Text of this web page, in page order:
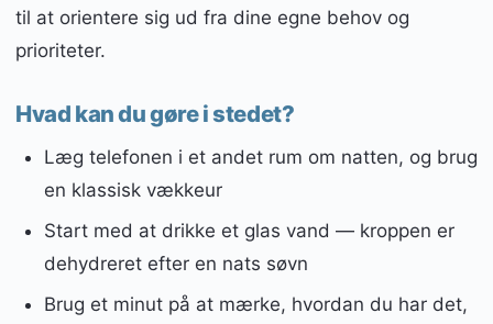
til at orientere sig ud fra dine egne behov og
prioriteter.
Hvad kan du gøre i stedet?
Læg telefonen i et andet rum om natten, og brug
en klassisk vækkeur
Start med at drikke et glas vand — kroppen er
dehydreret efter en nats søvn
Brug et minut på at mærke, hvordan du har det,